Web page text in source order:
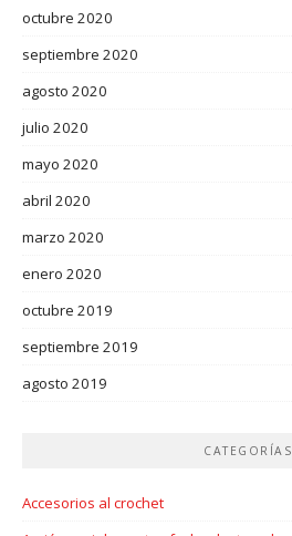
octubre 2020
septiembre 2020
agosto 2020
julio 2020
mayo 2020
abril 2020
marzo 2020
enero 2020
octubre 2019
septiembre 2019
agosto 2019
CATEGORÍAS
Accesorios al crochet